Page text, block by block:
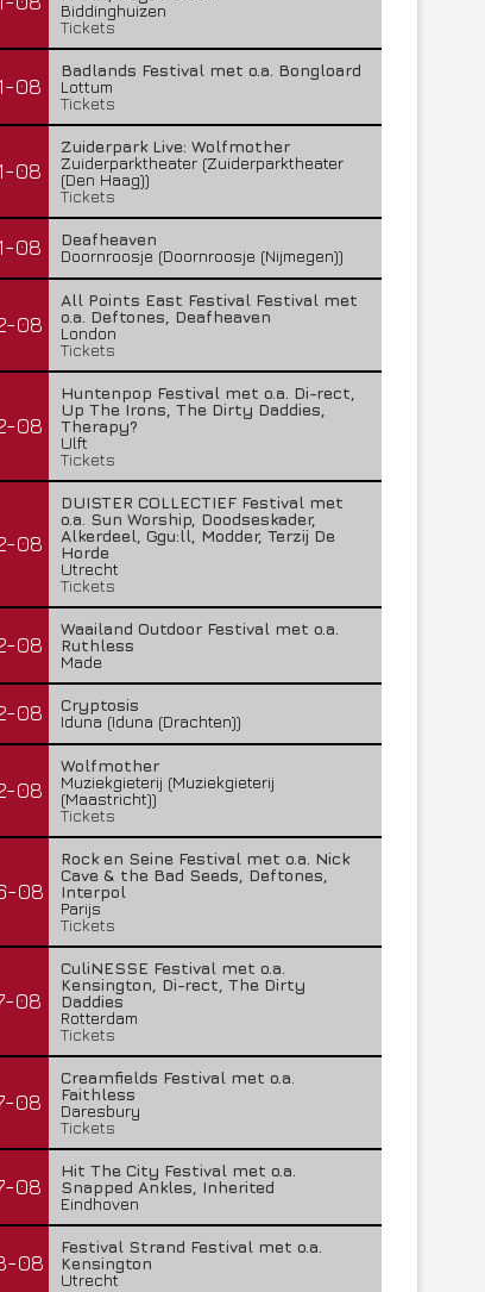
Biddinghuizen
Tickets
08
Badlands Festival met o.a. Bongloard
Lottum
Tickets
08
Zuiderpark Live: Wolfmother
Zuiderparktheater (Zuiderparktheater
(Den Haag))
Tickets
08
Deafheaven
Doornroosje (Doornroosje (Nijmegen))
08
All Points East Festival Festival met
o.a. Deftones, Deafheaven
London
Tickets
08
Huntenpop Festival met o.a. Di-rect,
Up The Irons, The Dirty Daddies,
Therapy?
Ulft
Tickets
08
DUISTER COLLECTIEF Festival met
o.a. Sun Worship, Doodseskader,
Alkerdeel, Ggu:ll, Modder, Terzij De
Horde
Utrecht
Tickets
08
Waailand Outdoor Festival met o.a.
Ruthless
Made
08
Cryptosis
Iduna (Iduna (Drachten))
08
Wolfmother
Muziekgieterij (Muziekgieterij
(Maastricht))
Tickets
08
Rock en Seine Festival met o.a. Nick
Cave & the Bad Seeds, Deftones,
Interpol
Parijs
Tickets
08
CuliNESSE Festival met o.a.
Kensington, Di-rect, The Dirty
Daddies
Rotterdam
Tickets
08
Creamfields Festival met o.a.
Faithless
Daresbury
Tickets
08
Hit The City Festival met o.a.
Snapped Ankles, Inherited
Eindhoven
08
Festival Strand Festival met o.a.
Kensington
Utrecht